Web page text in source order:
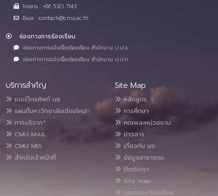
โทรสาร : +66 5321 7143
อีเมล : contacts@cmu.ac.th
ช่องทางการร้องเรียน
ช่องทางการแจ้งเรื่องร้องเรียน สำนักงาน ป.ป.ช.
ช่องทางการแจ้งเรื่องร้องเรียน สำนักงาน ป.ป.ท.
บริการสำคัญ
เบอร์โทรศัพท์ มช.
แผนที่มหาวิทยาลัยเชียงใหม่
การบริจาค*
CMU MAIL
CMU MIS
สำหรับเจ้าหน้าที่
Site Map
หลักสูตร
การศึกษา
คณะและหน่วยงาน
ข่าวสาร
เกี่ยวกับ มช.
ข้อมูลสาธารณะ
ติดต่อเรา
Site map
เสนอแนะ/ร้องเรียน